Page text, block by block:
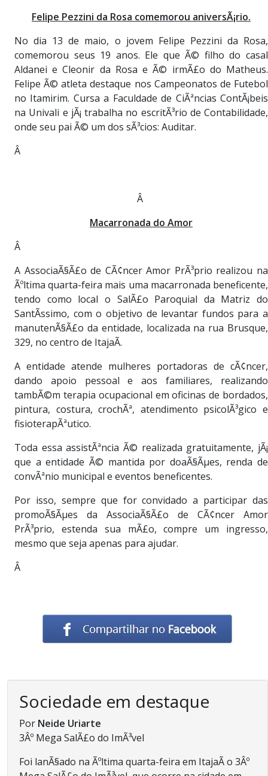
Felipe Pezzini da Rosa comemorou aniversÃ¡rio.
No dia 13 de maio, o jovem Felipe Pezzini da Rosa,
comemorou seus 19 anos. Ele que Ã© filho do casal
Aldanei e Cleonir da Rosa e Ã© irmÃ£o do Matheus.
Felipe Ã© atleta destaque nos Campeonatos de Futebol
no Itamirim. Cursa a Faculdade de CiÃªncias ContÃ¡beis
na Univali e jÃ¡ trabalha no escritÃ³rio de Contabilidade,
onde seu pai Ã© um dos sÃ³cios: Auditar.
Â
Â
Macarronada do Amor
Â
A AssociaÃ§Ã£o de CÃ¢ncer Amor PrÃ³prio realizou na
Ãºltima quarta-feira mais uma macarronada beneficente,
tendo como local o SalÃ£o Paroquial da Matriz do
SantÃ­ssimo, com o objetivo de levantar fundos para a
manutenÃ§Ã£o da entidade, localizada na rua Brusque,
329, no centro de ItajaÃ­.
A entidade atende mulheres portadoras de cÃ¢ncer,
dando apoio pessoal e aos familiares, realizando
tambÃ©m terapia ocupacional em oficinas de bordados,
pintura, costura, crochÃª, atendimento psicolÃ³gico e
fisioterapÃªutico.
Toda essa assistÃªncia Ã© realizada gratuitamente, jÃ¡
que a entidade Ã© mantida por doaÃ§Ãµes, renda de
convÃªnio municipal e eventos beneficentes.
Por isso, sempre que for convidado a participar das
promoÃ§Ãµes da AssociaÃ§Ã£o de CÃ¢ncer Amor
PrÃ³prio, estenda sua mÃ£o, compre um ingresso,
mesmo que seja apenas para ajudar.
Â
Sociedade em destaque
Por Neide Uriarte
3Âº Mega SalÃ£o do ImÃ³vel
Foi lanÃ§ado na Ãºltima quarta-feira em ItajaÃ­ o 3Âº